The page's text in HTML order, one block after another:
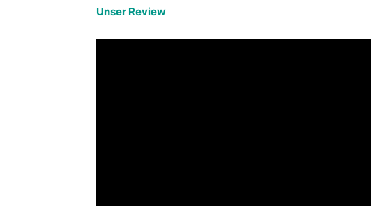
Unser Review